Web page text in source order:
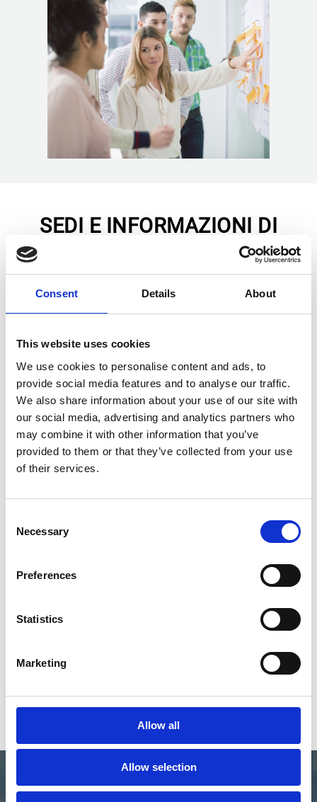
Consent Details About
This website uses cookies
We use cookies to personalise content and ads, to
provide social media features and to analyse our traffic.
We also share information about your use of our site with
our social media, advertising and analytics partners who
may combine it with other information that you’ve
provided to them or that they’ve collected from your use
of their services.
Selection
Necessary
Preferences
Statistics
Marketing
Allow all
Allow selection
SEDI E INFORMAZIONI DI
Per le soluzioni di supporto di Esker contatta la tua
Italy
Tel: